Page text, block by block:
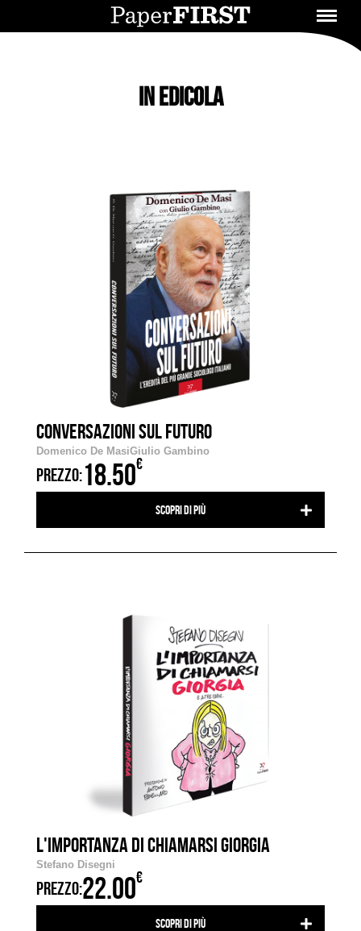
In Edicola
CONVERSAZIONI SUL FUTURO
Domenico De MasiGiulio Gambino
PREZZO:18.50€
Scopri di più
L'IMPORTANZA DI CHIAMARSI GIORGIA
Stefano Disegni
PREZZO:22.00€
Scopri di più